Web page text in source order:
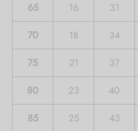
65
16 31
70
18 34
75
21 37
80
23 40
85
25 43